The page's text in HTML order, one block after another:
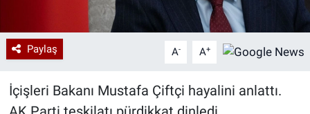
Paylaş A- A+
İçişleri Bakanı Mustafa Çiftçi hayalini anlattı.
Teknoloji